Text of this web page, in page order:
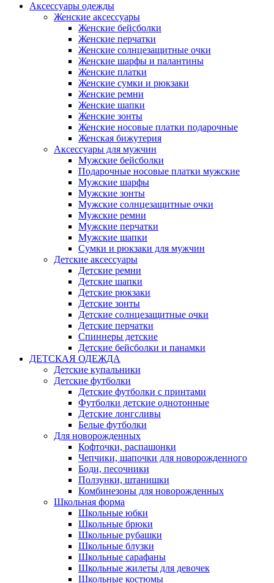
Аксессуары одежды
Женские аксессуары
Женские бейсболки
Женские перчатки
Женские солнцезащитные очки
Женские шарфы и палантины
Женские платки
Женские сумки и рюкзаки
Женские ремни
Женские шапки
Женские зонты
Женские носовые платки подарочные
Женская бижутерия
Аксессуары для мужчин
Мужские бейсболки
Подарочные носовые платки мужские
Мужские шарфы
Мужские зонты
Мужские солнцезащитные очки
Мужские ремни
Мужские перчатки
Мужские шапки
Сумки и рюкзаки для мужчин
Детские аксессуары
Детские ремни
Детские шапки
Детские рюкзаки
Детские зонты
Детские солнцезащитные очки
Детские перчатки
Спиннеры детские
Детские бейсболки и панамки
ДЕТСКАЯ ОДЕЖДА
Детские купальники
Детские футболки
Детские футболки с принтами
Футболки детские однотонные
Детские лонгсливы
Белые футболки
Для новорожденных
Кофточки, распашонки
Чепчики, шапочки для новорожденного
Боди, песочники
Ползунки, штанишки
Комбинезоны для новорожденных
Школьная форма
Школьные юбки
Школьные брюки
Школьные рубашки
Школьные блузки
Школьные сарафаны
Школьные жилеты для девочек
Школьные костюмы